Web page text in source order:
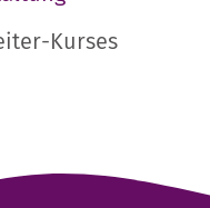
Kurses